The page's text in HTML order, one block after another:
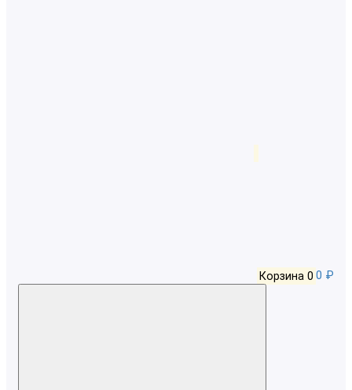
Корзина 0 0 ₽